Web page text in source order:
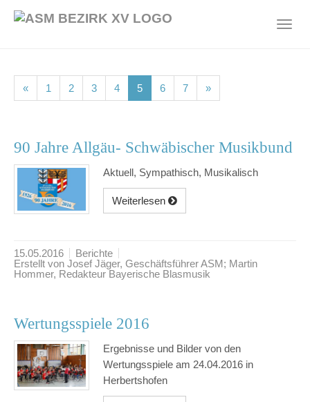
« 1 (current)
2(current)
3(current)
4(current)
5(current)
6(current)
7(current)
»
90 Jahre Allgäu- Schwäbischer Musikbund
Aktuell, Sympathisch, Musikalisch
Weiterlesen
15.05.2016
Berichte
Erstellt von Josef Jäger, Geschäftsführer ASM; Martin
Hommer, Redakteur Bayerische Blasmusik
Wertungsspiele 2016
Ergebnisse und Bilder von den
Wertungsspiele am 24.04.2016 in
Herbertshofen